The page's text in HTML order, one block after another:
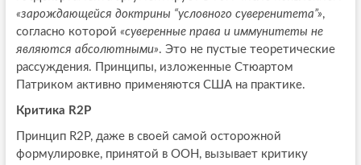
«зарождающейся доктрины “условного суверенитета”»,
согласно которой «суверенные права и иммунитеты не
являются абсолютными». Это не пустые теоретические
рассуждения. Принципы, изложенные Стюартом
Патриком активно применяются США на практике.
Критика R2P
Принцип R2P, даже в своей самой осторожной
формулировке, принятой в ООН, вызывает критику